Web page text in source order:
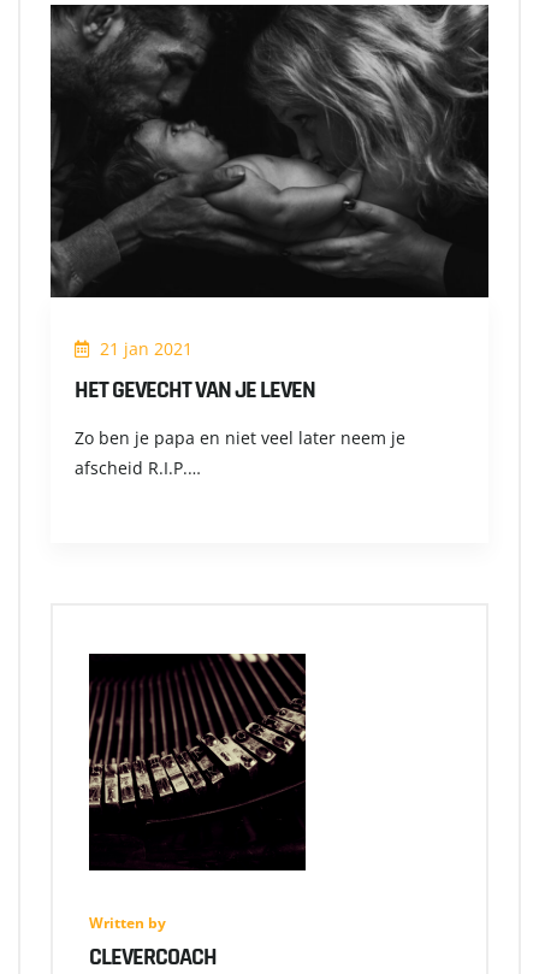
21 jan 2021
HET GEVECHT VAN JE LEVEN
Zo ben je papa en niet veel later neem je
afscheid R.I.P.…
Written by
CLEVERCOACH